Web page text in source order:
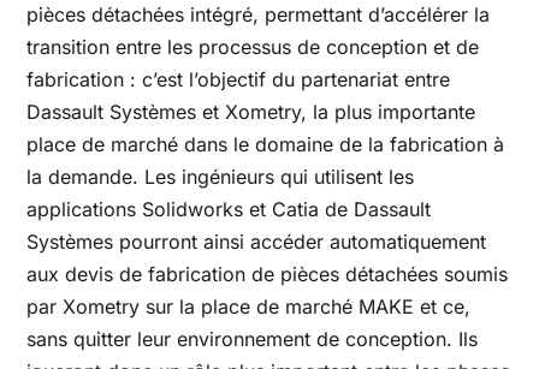
pièces détachées intégré, permettant d’accélérer la
transition entre les processus de conception et de
fabrication : c’est l’objectif du partenariat entre
Dassault Systèmes et Xometry, la plus importante
place de marché dans le domaine de la fabrication à
la demande. Les ingénieurs qui utilisent les
applications Solidworks et Catia de Dassault
Systèmes pourront ainsi accéder automatiquement
aux devis de fabrication de pièces détachées soumis
par Xometry sur la place de marché MAKE et ce,
sans quitter leur environnement de conception. Ils